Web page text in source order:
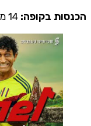
הכנסות בקופה: 14 מיליון שקלים